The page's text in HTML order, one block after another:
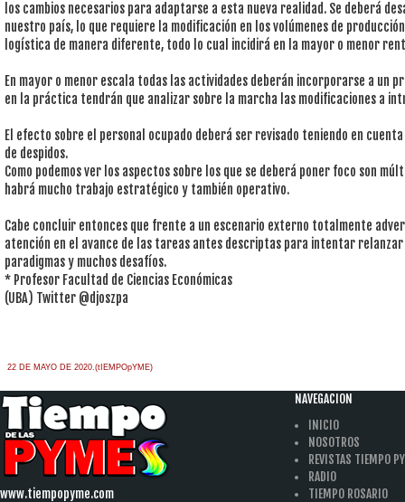
los cambios necesarios para adaptarse a esta nueva realidad. Se deberá
nuestro país, lo que requiere la modificación en los volúmenes de
logística de manera diferente, todo lo cual incidirá en la mayor o menor
En mayor o menor escala todas las actividades deberán incorporarse a un
en la práctica tendrán que analizar sobre la marcha las modificaciones a
El efecto sobre el personal ocupado deberá ser revisado teniendo en
de despidos.
Como podemos ver los aspectos sobre los que se deberá poner foco son
habrá mucho trabajo estratégico y también operativo.
Cabe concluir entonces que frente a un escenario externo totalmente
atención en el avance de las tareas antes descriptas para intentar relanzar
paradigmas y muchos desafíos.
* Profesor Facultad de Ciencias Económicas
(UBA) Twitter @djoszpa
22 DE MAYO DE 2020.(tIEMPOpYME)
www.tiempopyme.com
NAVEGACION
INICIO
NOSOTROS
REVISTAS TIEMPO
RADIO
TIEMPO ROSARIO